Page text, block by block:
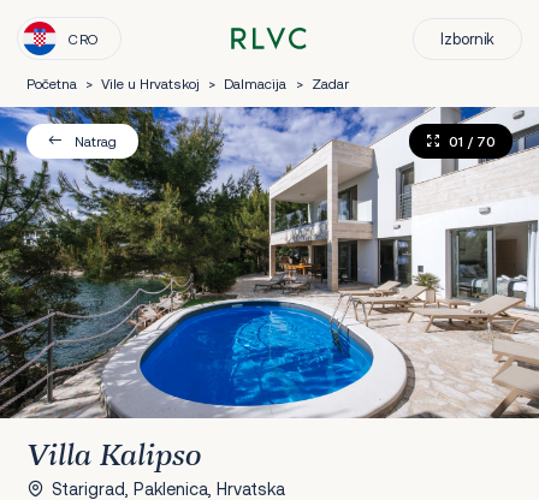
CRO Izbornik
Početna > Vile u Hrvatskoj > Dalmacija > Zadar
Natrag 01 / 70
Villa Kalipso
Starigrad, Paklenica, Hrvatska